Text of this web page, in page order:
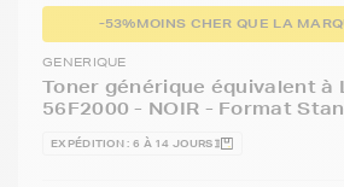
-53%MOINS CHER QUE LA
GENERIQUE
Toner générique équivalent à
56F2000 - NOIR - Format
EXPÉDITION : 6 À 14 JOURS